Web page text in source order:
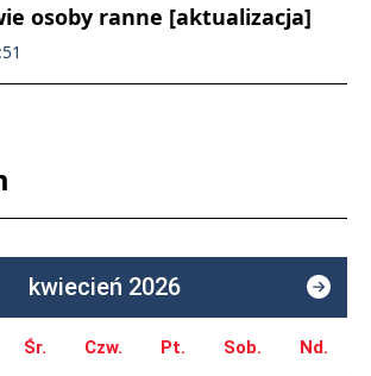
osoby ranne [aktualizacja]
kwiecień 2026
Śr. Czw. Pt. Sob. Nd.